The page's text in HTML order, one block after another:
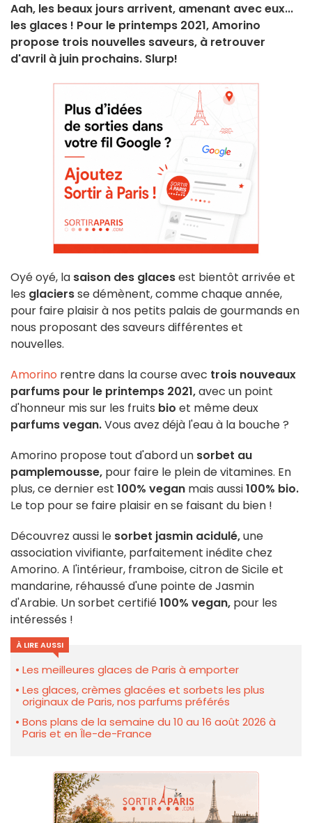
Aah, les beaux jours arrivent, amenant avec eux...
les glaces ! Pour le printemps 2021, Amorino
propose trois nouvelles saveurs, à retrouver
d'avril à juin prochains. Slurp!
Oyé oyé, la saison des glacesest bientôt arrivée et
les glaciersse démènent, comme chaque année,
pour faire plaisir à nos petits palais de gourmands en
nous proposant des saveurs différentes et
nouvelles.
Amorino rentre dans la course avec trois nouveaux
parfums pour le printemps 2021,avec un point
d'honneur mis sur les fruits bio et même deux
parfums vegan.Vous avez déjà l'eau à la bouche ?
Amorino propose tout d'abord un sorbet au
pamplemousse, pour faire le plein de vitamines. En
plus, ce dernier est 100% vegan mais aussi100% bio.
Le top pour se faire plaisir en se faisant du bien !
Découvrez aussi le sorbet jasmin acidulé,une
association vivifiante, parfaitement inédite chez
Amorino. A l'intérieur, framboise, citron de Sicile et
mandarine, réhaussé d'une pointe de Jasmin
d'Arabie. Un sorbet certifié100% vegan, pour les
intéressés !
À LIRE AUSSI
Les meilleures glaces de Paris à emporter
Les glaces, crèmes glacées et sorbets les plus
originaux de Paris, nos parfums préférés
Bons plans de la semaine du 10 au 16 août 2026 à
Paris et en Île-de-France